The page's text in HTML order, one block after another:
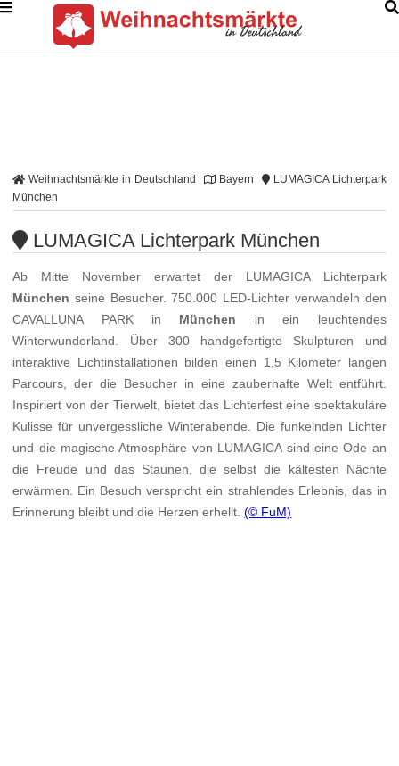
Weihnachtsmärkte in Deutschland Bayern
LUMAGICA Lichterpark
München
LUMAGICA Lichterpark München
Ab Mitte November erwartet der LUMAGICA Lichterpark
München seine Besucher. 750.000 LED-Lichter verwandeln den
CAVALLUNA PARK in München in ein leuchtendes
Winterwunderland. Über 300 handgefertigte Skulpturen und
interaktive Lichtinstallationen bilden einen 1,5 Kilometer langen
Parcours, der die Besucher in eine zauberhafte Welt entführt.
Inspiriert von der Tierwelt, bietet das Lichterfest eine spektakuläre
Kulisse für unvergessliche Winterabende. Die funkelnden Lichter
und die magische Atmosphäre von LUMAGICA sind eine Ode an
die Freude und das Staunen, die selbst die kältesten Nächte
erwärmen. Ein Besuch verspricht ein strahlendes Erlebnis, das in
Erinnerung bleibt und die Herzen erhellt.(© FuM)